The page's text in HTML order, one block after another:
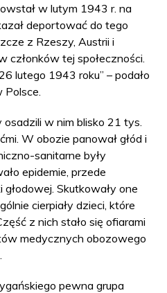
w lutym 1943 r. na
deportować do tego
z Rzeszy, Austrii i
członków tej społeczności.
lutego 1943 roku” – podało
w nim blisko 21 tys.
W obozie panował głód i
sanitarne były
epidemie, przede
Skutkowały one
cierpiały dzieci, które
z nich stało się ofiarami
medycznych obozowego
pewna grupa